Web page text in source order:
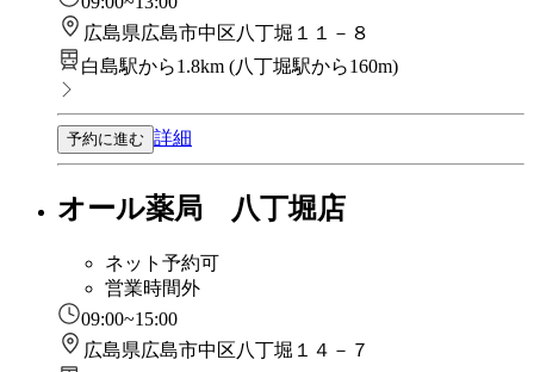
広島県広島市中区八丁堀１１－８
白島駅から1.8km (八丁堀駅から160m)
予約に進む 詳細
オール薬局 八丁堀店
ネット予約可
営業時間外
09:00~15:00
広島県広島市中区八丁堀１４－７